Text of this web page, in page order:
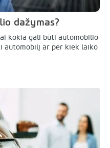
dažymas?
kokia gali būti automobilio
automobilį ar per kiek laiko